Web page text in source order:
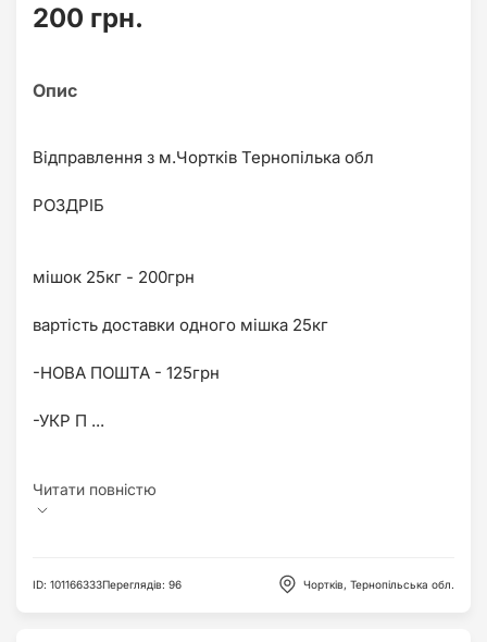
200 грн.
Відправлення з м.Чортків Тернопілька обл
РОЗДРІБ
мішок 25кг - 200грн
вартість доставки одного мішка 25кг
-НОВА ПОШТА - 125грн
-УКР П ...
ID: 101166333Переглядів: 96 Чортків, Тернопільська обл.